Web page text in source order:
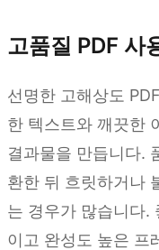
고품질 PDF 사
선명한 고해상도
한 텍스트와 깨끗한
결과물을 만듭니다.
환한 뒤 흐릿하거나
는 경우가 많습니다.
이고 완성도 높은 프